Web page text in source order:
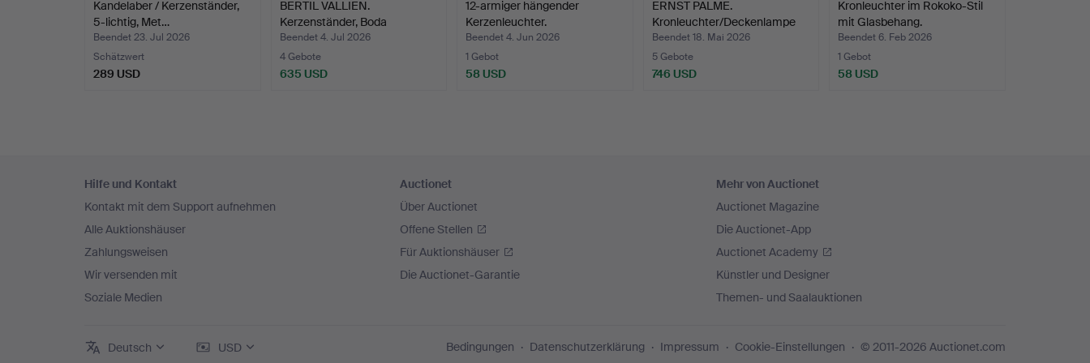
Kandelaber / Kerzenständer,
5-lichtig, Met…
Beendet 23. Jul 2026
Schätzwert
289 USD
BERTIL VALLIEN.
Kerzenständer, Boda
geschm…
Beendet 4. Jul 2026
4 Gebote
635 USD
12-armiger hängender
Kerzenleuchter.
Beendet 4. Jun 2026
1 Gebot
58 USD
ERNST PALME.
Kronleuchter/Deckenlampe
mit …
Beendet 18. Mai 2026
5 Gebote
746 USD
Kronleuchter im Rokoko-Stil
mit Glasbehang.
Beendet 6. Feb 2026
1 Gebot
58 USD
Navigation
Hilfe und Kontakt
Kontakt mit dem Support aufnehmen
Alle Auktionshäuser
Zahlungsweisen
Wir versenden mit
Soziale Medien
Auctionet
Über Auctionet
Offene Stellen
Für Auktionshäuser
Die Auctionet-Garantie
Mehr von Auctionet
Auctionet Magazine
Die Auctionet-App
Auctionet Academy
Künstler und Designer
Themen- und Saalauktionen
Deutsch USD Bedingungen Datenschutzerklärung Impressum Cookie-Einstellungen © 2011-2026 Auctionet.com